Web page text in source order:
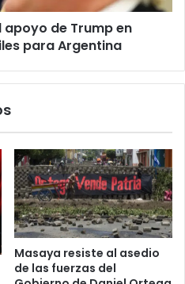
de Trump en
para Argentina
Masaya resiste al asedio
de las fuerzas del